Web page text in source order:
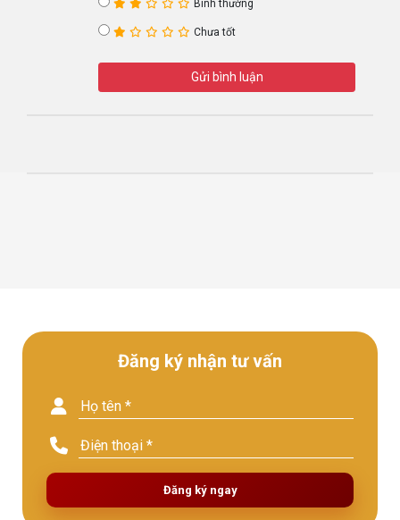
Bình thường
Chưa tốt
Gửi bình luận
Đăng ký nhận tư vấn
Đăng ký ngay